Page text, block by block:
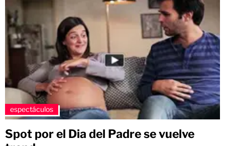
espectáculos
Spot por el Dia del Padre se vuelve